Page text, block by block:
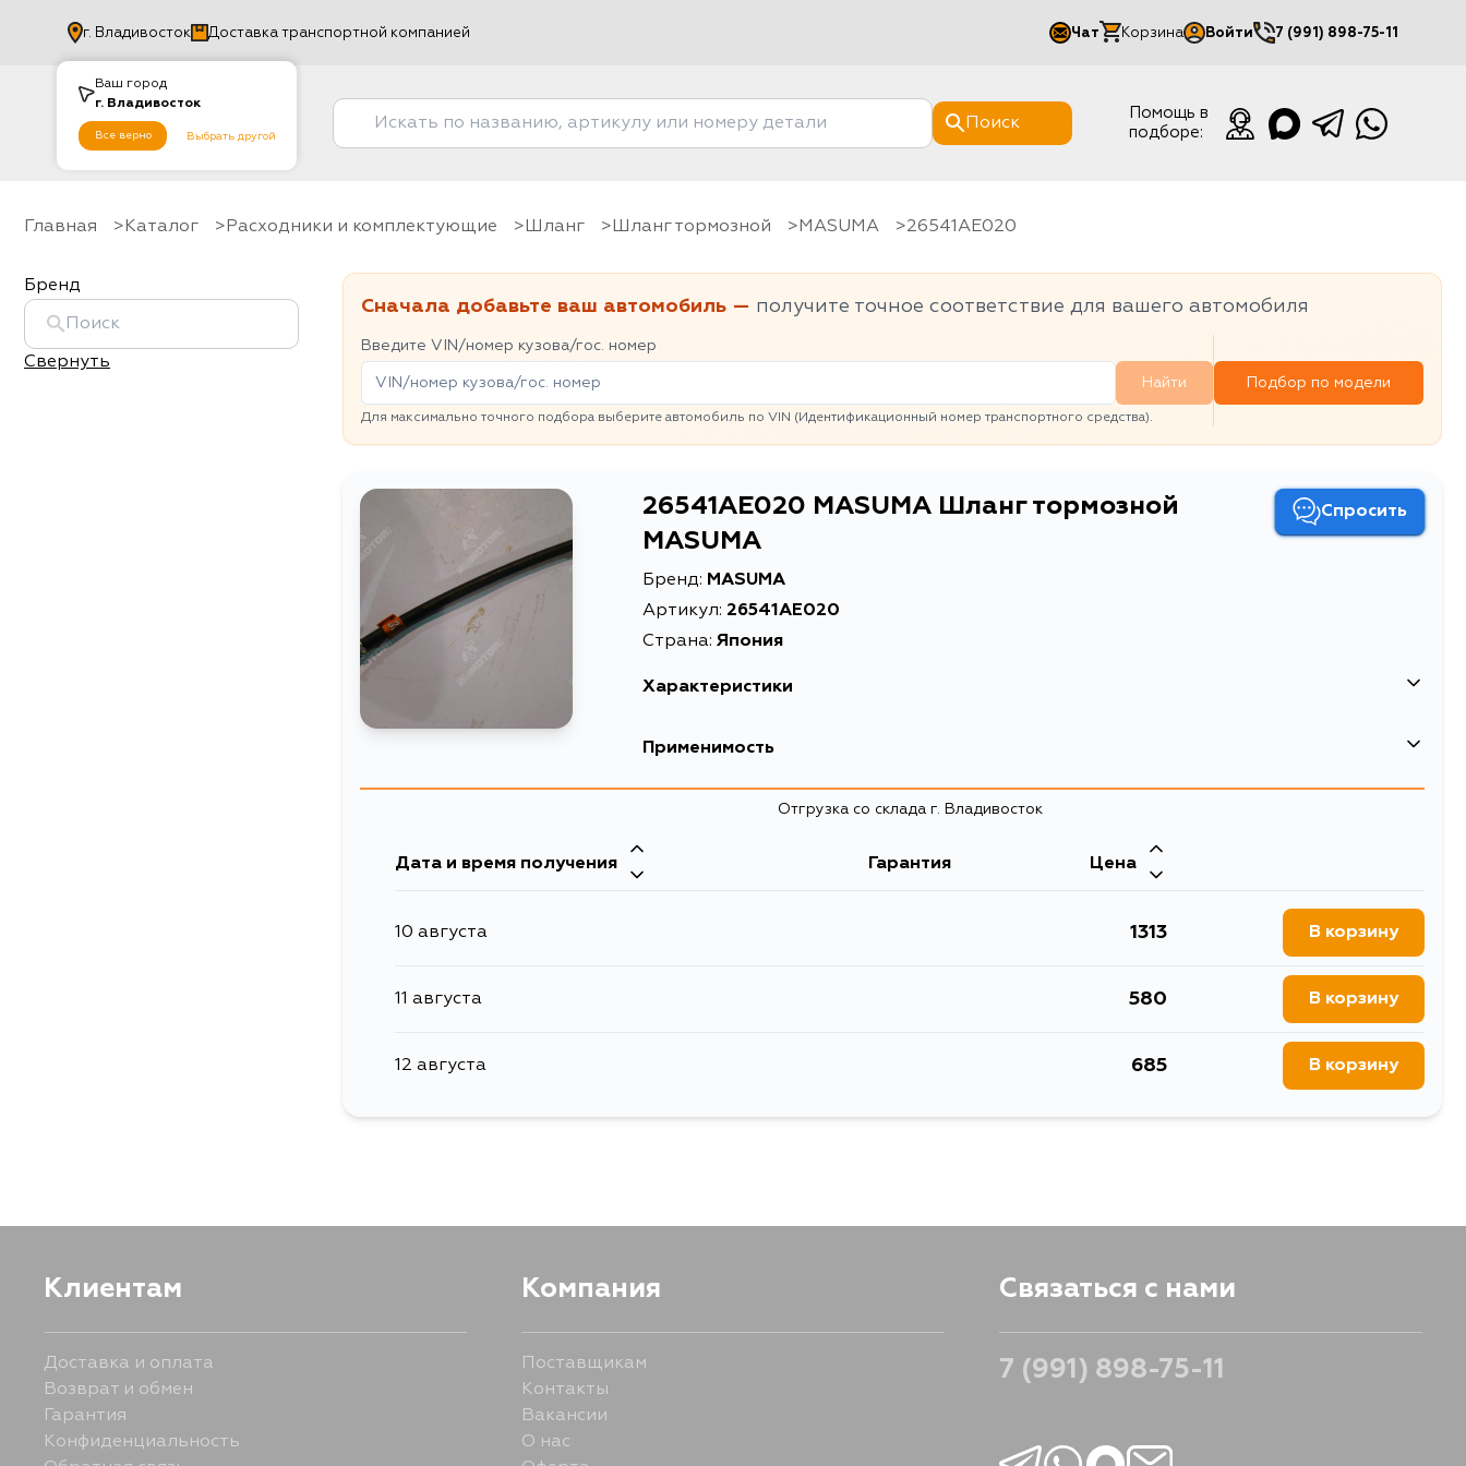
Ваш город
г. Владивосток
Все верно Выбрать другой
г. Владивосток Доставка транспортной компанией Чат Корзина Войти
Мой кабинет
7 (991) 898-75-11
Поиск
Помощь в
подборе:
Главная Каталог Расходники и комплектующие шланг Шланг тормозной MASUMA 26541AE020
Бренд
Свернуть
Сначала добавьте ваш автомобиль — получите точное соответствие для вашего автомобиля
Введите VIN/номер кузова/гос. номер
Найти
Для максимально точного подбора выберите автомобиль по VIN (Идентификационный номер транспортного средства).
Подбор по модели
26541AE020 MASUMA Шланг тормозной
MASUMA
Спросить
Бренд: MASUMA
Артикул: 26541AE020
Страна: Япония
Характеристики
Применимость
Отгрузка со склада г. Владивосток
Дата и время получения Гарантия Цена
10 августа 1313 В корзину
11 августа 580 В корзину
12 августа 685 В корзину
Клиентам
Доставка и оплата
Возврат и обмен
Гарантия
Конфиденциальность
Компания
Поставщикам
Контакты
Вакансии
О нас
Связаться с нами
7 (991) 898-75-11